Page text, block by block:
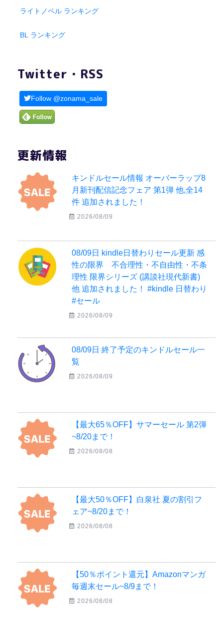
ライトノベル ランキング
BL ランキング
Twitter・RSS
Follow @zonama_sale
更新情報
キンドルセール情報 オーバーラップ8
月新刊配信記念フェア 第1弾 他,全14
件 追加されました！
2026/08/09
08/09日 kindle日替わりセール更新 感
性の限界 不合理性・不自由性・不条
理性 限界シリーズ (講談社現代新書)
他 追加されました！ #kindle 日替わり
#セール
2026/08/09
08/09日 終了予定のキンドルセール一
覧
2026/08/09
【最大65％OFF】サマーセール 第2弾
~8/20まで！
2026/08/08
【最大50％OFF】白泉社 夏の割引フ
ェア~8/20まで！
2026/08/08
【50％ポイント還元】Amazonマンガ
毎週末セール~8/9まで！
2026/08/08